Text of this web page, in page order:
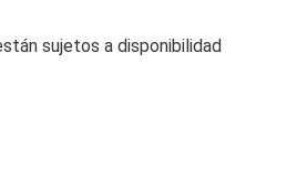
sujetos a disponibilidad